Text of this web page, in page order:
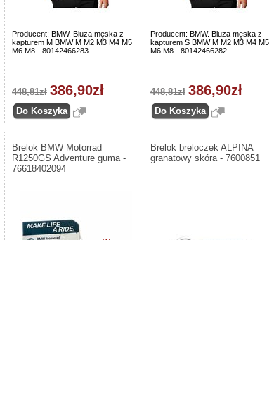
Producent: BMW. Bluza męska z
kapturem M BMW M M2 M3 M4 M5
M6 M8 - 80142466283
448,81zł 386,90zł
Producent: BMW. Bluza męska z
kapturem S BMW M M2 M3 M4 M5
M6 M8 - 80142466282
448,81zł 386,90zł
Brelok BMW Motorrad
R1250GS Adventure guma -
76618402094
Brelok breloczek ALPINA
granatowy skóra - 7600851